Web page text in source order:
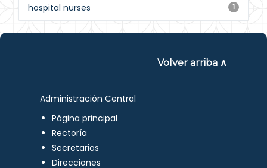
1
hospital nurses
Volver arriba ∧
Administración Central
Página principal
Rectoría
Secretarios
Direcciones